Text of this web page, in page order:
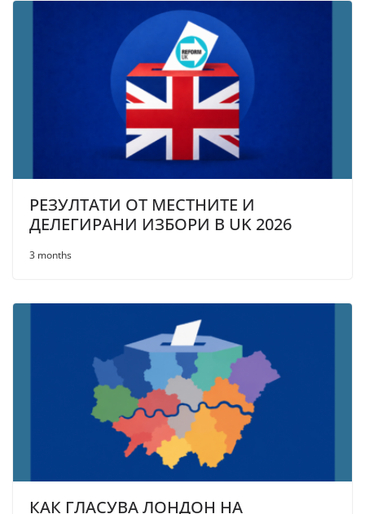
РЕЗУЛТАТИ ОТ МЕСТНИТЕ И
ДЕЛЕГИРАНИ ИЗБОРИ В UK 2026
3 months
КАК ГЛАСУВА ЛОНДОН НА